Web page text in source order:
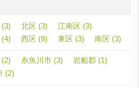
北区 (3)
江南区 (3)
西区 (8) 東区 (3) 南区 (3)
糸魚川市 (3)
岩船郡 (1)
(2)